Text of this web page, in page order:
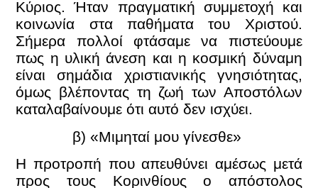
Κύριος. Ήταν πραγματική συμμετοχή και
κοινωνία στα παθήματα του Χριστού.
Σήμερα πολλοί φτάσαμε να πιστεύουμε
πως η υλική άνεση και η κοσμική δύναμη
είναι σημάδια χριστιανικής γνησιότητας,
όμως βλέποντας τη ζωή των Αποστόλων
καταλαβαίνουμε ότι αυτό δεν ισχύει.
β) «Μιμηταί μου γίνεσθε»
Η προτροπή που απευθύνει αμέσως μετά
προς τους Κορινθίους ο απόστολος